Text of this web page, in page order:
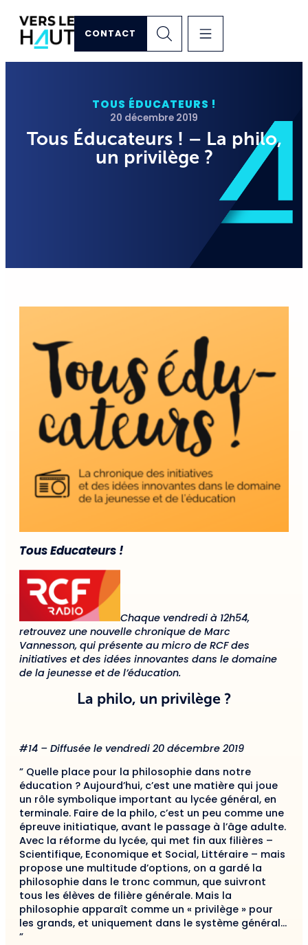
CONTACT
TOUS ÉDUCATEURS !
20 décembre 2019
Tous Éducateurs ! – La philo,
un privilège ?
Tous Educateurs !
Chaque vendredi à 12h54,
retrouvez une nouvelle chronique de Marc
Vannesson, qui présente au micro de RCF des
initiatives et des idées innovantes dans le domaine
de la jeunesse et de l’éducation.
La philo, un privilège ?
#14 – Diffusée le vendredi 20 décembre 2019
” Quelle place pour la philosophie dans notre
éducation ? Aujourd’hui, c’est une matière qui joue
un rôle symbolique important au lycée général, en
terminale. Faire de la philo, c’est un peu comme une
épreuve initiatique, avant le passage à l’âge adulte.
Avec la réforme du lycée, qui met fin aux filières –
Scientifique, Economique et Social, Littéraire – mais
propose une multitude d’options, on a gardé la
philosophie dans le tronc commun, que suivront
tous les élèves de filière générale. Mais la
philosophie apparaît comme un « privilège » pour
les grands, et uniquement dans le système général…
”